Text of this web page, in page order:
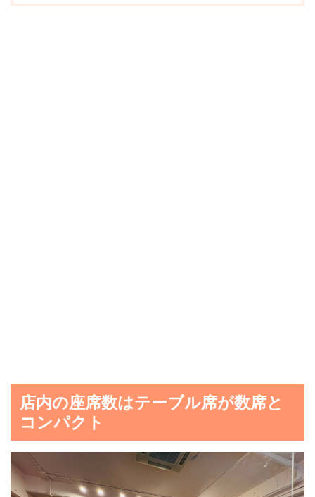
店内の座席数はテーブル席が数席と
コンパクト